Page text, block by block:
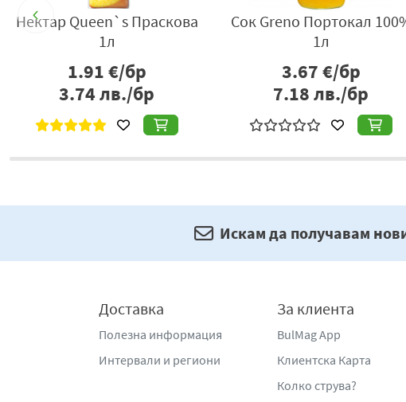
Нектар Queen`s Праскова
1л
1.91€/бр
3.74лв./бр
Сок Greno Портокал
1л
3.67€/бр
7.18лв./бр
Искам да получавам
Доставка
Полезна информация
Интервали и региони
За клиента
BulMag App
Клиентска Карта
Колко струва?